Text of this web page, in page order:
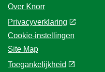
Over Knorr
Privacyverklaring
Cookie-instellingen
Site Map
Toegankelijkheid